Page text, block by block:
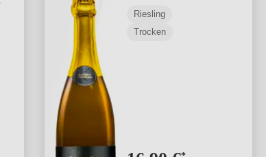
Riesling
Trocken